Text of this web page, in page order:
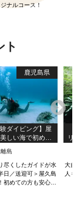
ナルコース！
ト
鹿児島県
験ダイビング】屋
しい海で初めて
ース！（3時間）
離島
尽くしたガイドが水
日／送迎可＞屋久島
初めての方も安心・
リバ
大自然
人も子